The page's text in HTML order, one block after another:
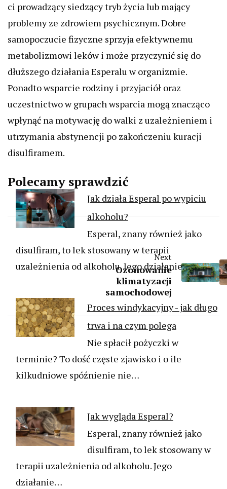
ci prowadzący siedzący tryb życia lub mający
problemy ze zdrowiem psychicznym. Dobre
samopoczucie fizyczne sprzyja efektywnemu
metabolizmowi leków i może przyczynić się do
dłuższego działania Esperalu w organizmie.
Ponadto wsparcie rodziny i przyjaciół oraz
uczestnictwo w grupach wsparcia mogą znacząco
wpłynąć na motywację do walki z uzależnieniem i
utrzymania abstynencji po zakończeniu kuracji
disulfiramem.
Polecamy sprawdzić
Jak działa Esperal po wypiciu
alkoholu?
Esperal, znany również jako
disulfiram, to lek stosowany w terapii
uzależnienia od alkoholu. Jego działanie…
Proces windykacyjny - jak długo
trwa i na czym polega
Nie spłacił pożyczki w
terminie? To dość częste zjawisko i o ile
kilkudniowe spóźnienie nie…
Jak wygląda Esperal?
Esperal, znany również jako
disulfiram, to lek stosowany w
terapii uzależnienia od alkoholu. Jego
działanie…
Next
Ozonowanie
klimatyzacji
samochodowej